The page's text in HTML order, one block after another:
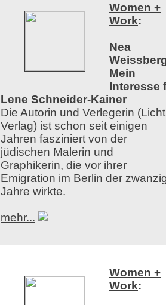
Women +
Work:
Nea
Mein
Interesse
Lene Schneider-Kainer
Die Autorin und Verlegerin
Verlag) ist schon seit einigen
Jahren fasziniert von der
jüdischen Malerin und
Graphikerin, die vor ihrer
Emigration im Berlin der
Jahre wirkte.
mehr...
Women +
Work: